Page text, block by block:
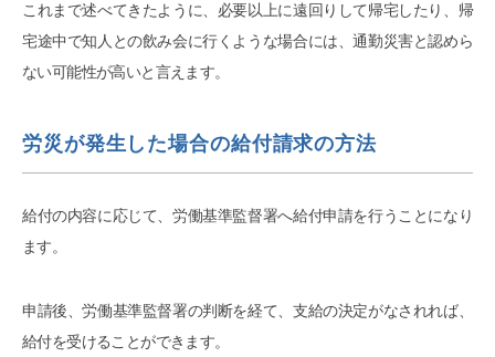
これまで述べてきたように、必要以上に遠回りして帰宅したり、帰
宅途中で知人との飲み会に行くような場合には、通勤災害と認めら
ない可能性が高いと言えます。
労災が発生した場合の給付請求の方法
給付の内容に応じて、労働基準監督署へ給付申請を行うことになり
ます。
申請後、労働基準監督署の判断を経て、支給の決定がなされれば、
給付を受けることができます。